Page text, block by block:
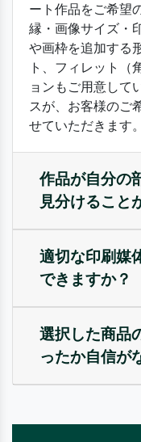
ート作品をご希望
縁・画像サイズ・
や画枠を追加する
ト、フィレット（
ョンもご用意して
スが、お客様のご
せていただきます。
作品が自分の
見分けること
適切な印刷媒
できますか？
選択した商品
ったか自信が